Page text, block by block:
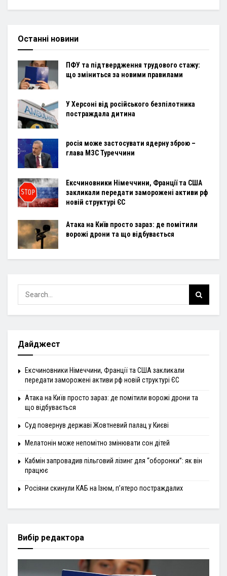
Останні новини
ПФУ та підтвердження трудового стажу:
що зміниться за новими правилами
У Херсоні від російського безпілотника
постраждала дитина
росія може застосувати ядерну зброю –
глава МЗС Туреччини
Ексчиновники Німеччини, Франції та США
закликали передати заморожені активи рф
новій структурі ЄС
Атака на Київ просто зараз: де помітили
ворожі дрони та що відбувається
Дайджест
Ексчиновники Німеччини, Франції та США закликали
передати заморожені активи рф новій структурі ЄС
Атака на Київ просто зараз: де помітили ворожі дрони та
що відбувається
Суд повернув державі Жовтневий палац у Києві
Мелатонін може непомітно змінювати сон дітей
Кабмін запровадив пільговий лізинг для “оборонки”: як він
працює
Росіяни скинули КАБ на Ізюм, п’ятеро постраждалих
Вибір редактора